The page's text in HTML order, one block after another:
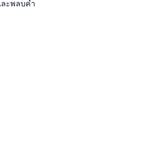
ะพลบค่ำ